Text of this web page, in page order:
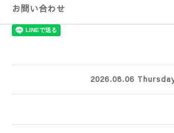
お問い合わせ
2026.08.06